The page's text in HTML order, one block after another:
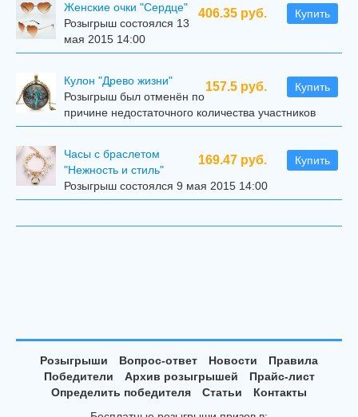
406.35 руб. Купить
Женские очки "Сердце"
Розыгрыш состоялся 13
мая 2015 14:00
157.5 руб. Купить
Кулон "Древо жизни"
Розыгрыш был отменён по
причине недостаточного количества участников
169.47 руб. Купить
Часы с браслетом
"Нежность и стиль"
Розыгрыш состоялся 9 мая 2015 14:00
Розыгрыши Вопрос-ответ Новости
Правила
Победители
Архив розыгрышей
Прайс-лист
Определить победителя
Статьи
Контакты